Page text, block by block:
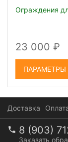
Ограждения
23 000
ПАРАМЕТРЫ
Доставка
8 (903)
Заказать